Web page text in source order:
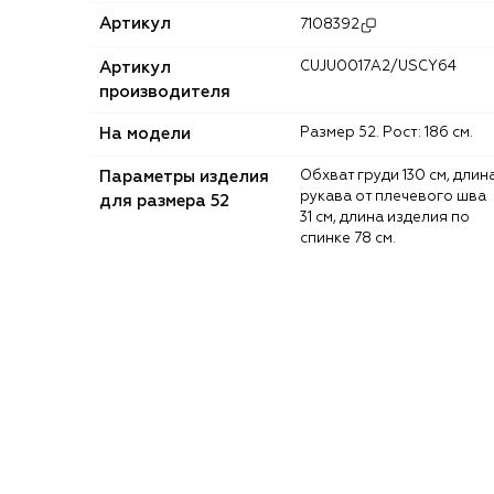
Артикул 7108392
Артикул
производителя
CUJU0017A2/USCY64
На модели Размер 52. Рост: 186 см.
Параметры изделия
для размера 52
Обхват груди 130 см, длина
рукава от плечевого шва
31 см, длина изделия по
спинке 78 см.